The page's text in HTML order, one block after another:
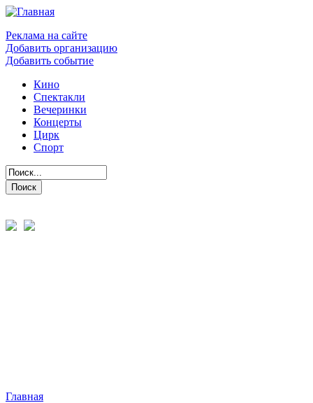
Реклама на сайте
Добавить организацию
Добавить событие
Кино
Спектакли
Вечеринки
Концерты
Цирк
Спорт
Главная